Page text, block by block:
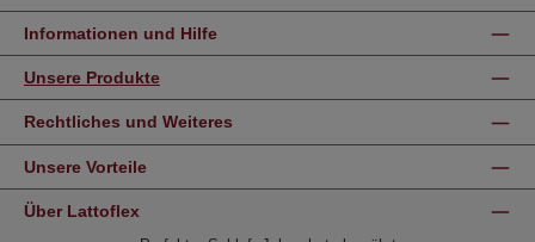
Informationen und Hilfe
Unsere Produkte
Rechtliches und Weiteres
Unsere Vorteile
Über Lattoflex